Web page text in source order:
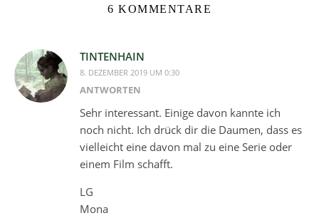
6 KOMMENTARE
TINTENHAIN
8. DEZEMBER 2019 UM 0:30
ANTWORTEN
Sehr interessant. Einige davon kannte ich
noch nicht. Ich drück dir die Daumen, dass es
vielleicht eine davon mal zu eine Serie oder
einem Film schafft.
LG
Mona